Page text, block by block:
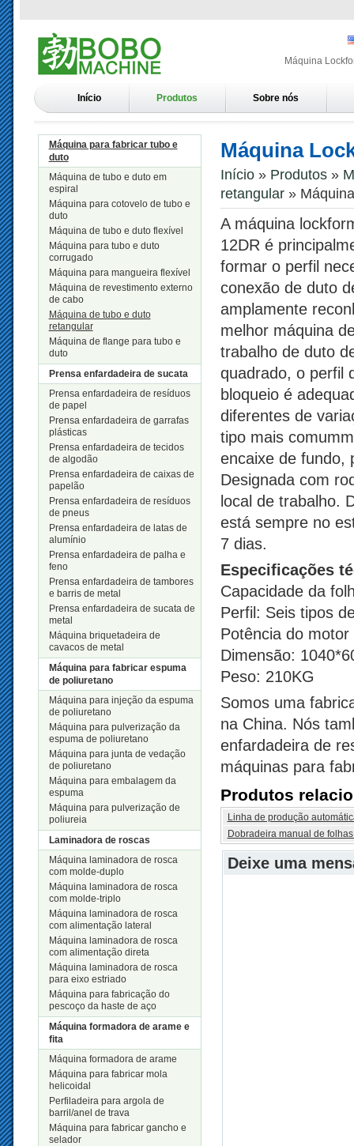
Máquina
Início Produtos Sobre nós
Máquina para fabricar tubo e
duto
Máquina de tubo e duto em
espiral
Máquina para cotovelo de tubo e
duto
Máquina de tubo e duto flexível
Máquina para tubo e duto
corrugado
Máquina para mangueira flexível
Máquina de revestimento externo
de cabo
Máquina de tubo e duto
retangular
Máquina de flange para tubo e
duto
Prensa enfardadeira de sucata
Prensa enfardadeira de resíduos
de papel
Prensa enfardadeira de garrafas
plásticas
Prensa enfardadeira de tecidos
de algodão
Prensa enfardadeira de caixas de
papelão
Prensa enfardadeira de resíduos
de pneus
Prensa enfardadeira de latas de
alumínio
Prensa enfardadeira de palha e
feno
Prensa enfardadeira de tambores
e barris de metal
Prensa enfardadeira de sucata de
metal
Máquina briquetadeira de
cavacos de metal
Máquina para fabricar espuma
de poliuretano
Máquina para injeção da espuma
de poliuretano
Máquina para pulverização da
espuma de poliuretano
Máquina para junta de vedação
de poliuretano
Máquina para embalagem da
espuma
Máquina para pulverização de
poliureia
Laminadora de roscas
Máquina laminadora de rosca
com molde-duplo
Máquina laminadora de rosca
com molde-triplo
Máquina laminadora de rosca
com alimentação lateral
Máquina laminadora de rosca
com alimentação direta
Máquina laminadora de rosca
para eixo estriado
Máquina para fabricação do
pescoço da haste de aço
Máquina formadora de arame e
fita
Máquina formadora de arame
Máquina para fabricar mola
helicoidal
Perfiladeira para argola de
barril/anel de trava
Máquina para fabricar gancho e
selador
Máquina
Início» Produtos»
retangular»
A máquina
12DR é
formar o perfil
conexão de duto
amplamente
melhor máquina
trabalho de duto
quadrado, o perfil
bloqueio é
diferentes de
tipo mais
encaixe de fundo,
Designada com
local de trabalho.
está sempre no
7 dias.
Especificações
Capacidade da
Perfil: Seis tipos
Potência do motor
Dimensão:
Peso: 210KG
Somos uma
na China. Nós
enfardadeira de
máquinas para
Produtos
Linha de produção
Dobradeira manual de
Deixe uma